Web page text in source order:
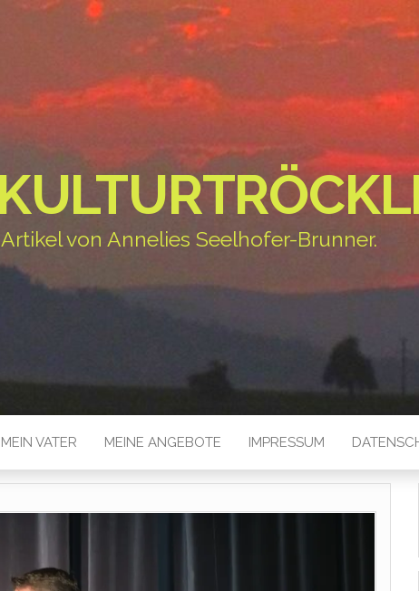
von Annelies Seelhofer-Brunner.
MEIN VATER MEINE ANGEBOTE IMPRESSUM